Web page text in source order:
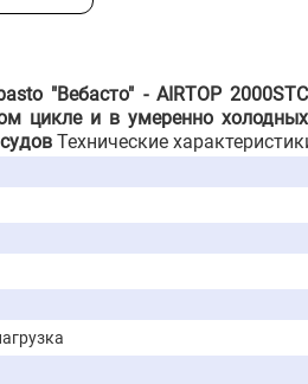
"Вебасто" - AIRTOP
цикле и в умеренно
Технические